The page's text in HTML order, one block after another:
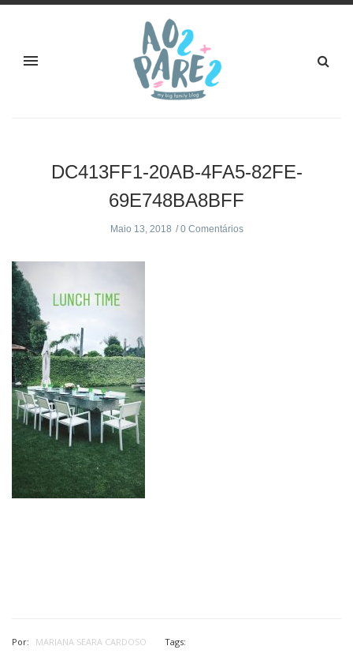
DC413FF1-20AB-4FA5-82FE-
69E748BA8BFF
Maio 13, 2018 0 Comentários
Por: MARIANA SEARA CARDOSO Tags: